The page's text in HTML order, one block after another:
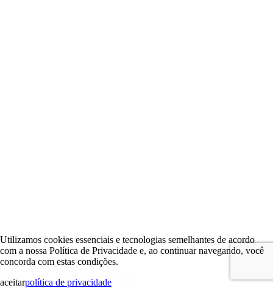
Utilizamos cookies essenciais e tecnologias semelhantes de acordo
com a nossa Política de Privacidade e, ao continuar navegando, você
concorda com estas condições.
aceitarpolítica de privacidade